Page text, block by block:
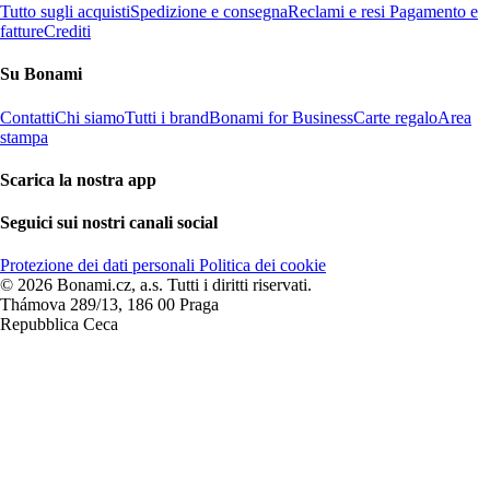
Tutto sugli acquistiSpedizione e consegnaReclami e resi Pagamento e
fattureCrediti
Su Bonami
ContattiChi siamoTutti i brandBonami for BusinessCarte regaloArea
stampa
Scarica la nostra app
Seguici sui nostri canali social
Protezione dei dati personali Politica dei cookie
© 2026 Bonami.cz, a.s. Tutti i diritti riservati.
Thámova 289/13, 186 00 Praga
Repubblica Ceca